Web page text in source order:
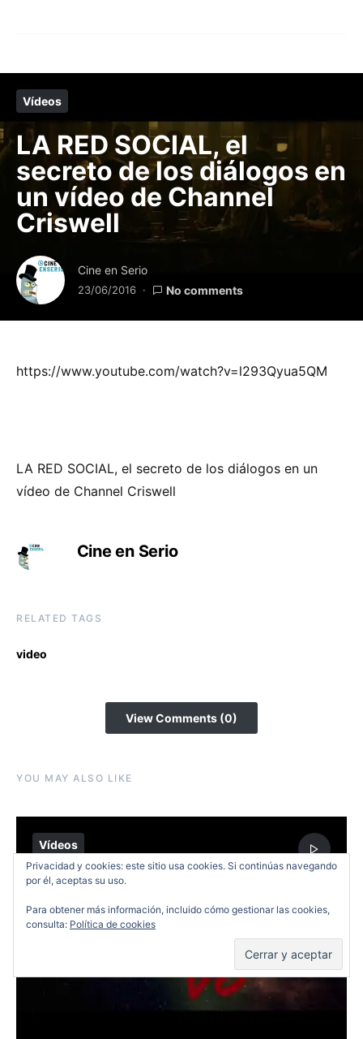
Vídeos
LA RED SOCIAL, el
secreto de los diálogos en
un vídeo de Channel
Criswell
Cine en Serio
23/06/2016 No comments
https://www.youtube.com/watch?v=l293Qyua5QM
LA RED SOCIAL, el secreto de los diálogos en un
vídeo de Channel Criswell
Cine en Serio
RELATED TAGS
video
View Comments (0)
YOU MAY ALSO LIKE
Vídeos
Privacidad y cookies: este sitio usa cookies. Si continúas navegando
por él, aceptas su uso.
Para obtener más información, incluido cómo gestionar las cookies,
consulta: Política de cookies